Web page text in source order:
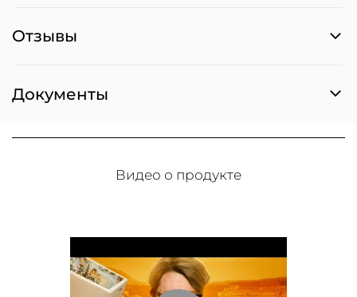
Отзывы
Документы
Видео о продукте